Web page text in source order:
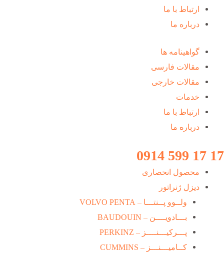
ارتباط با ما
درباره ما
گواهینامه ها
مقالات فارسی
مقالات خارجی
خدمات
ارتباط با ما
درباره ما
17 17 599 0914
محصول انحصاری
دیزل ژنراتور
ولــوو پــنتـــا – VOLVO PENTA
بـــادویــــن – BAUDOUIN
پـــرکیـــنــــز – PERKINZ
کــامیـــنـــز – CUMMINS